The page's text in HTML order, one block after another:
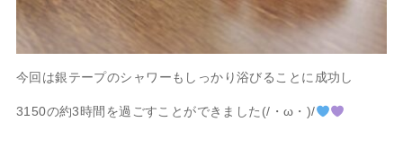
今回は銀テープのシャワーもしっかり浴びることに成功し
3150の約3時間を過ごすことができました(/・ω・)/